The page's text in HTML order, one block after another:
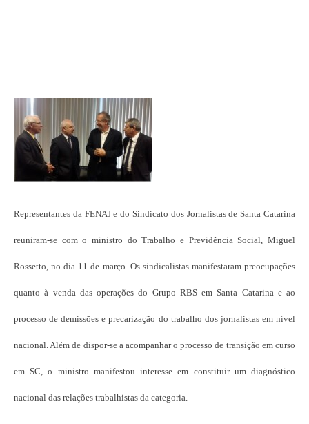
Representantes da FENAJ e do Sindicato dos Jornalistas de Santa Catarina
reuniram-se com o ministro do Trabalho e Previdência Social, Miguel
Rossetto, no dia 11 de março. Os sindicalistas manifestaram preocupações
quanto à venda das operações do Grupo RBS em Santa Catarina e ao
processo de demissões e precarização do trabalho dos jornalistas em nível
nacional. Além de dispor-se a acompanhar o processo de transição em curso
em SC, o ministro manifestou interesse em constituir um diagnóstico
nacional das relações trabalhistas da categoria.